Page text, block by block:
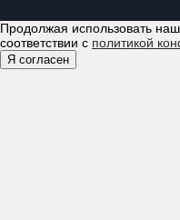
Продолжая использовать
соответствии с политикой
Я согласен